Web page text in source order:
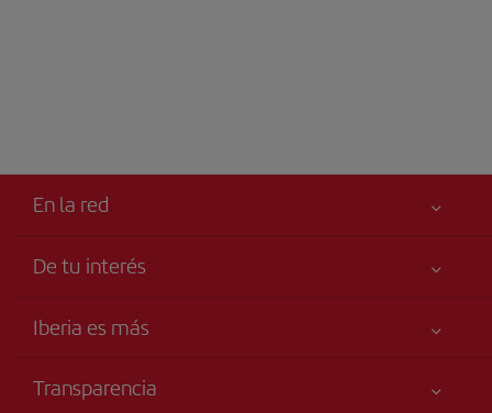
En la red
De tu interés
Accesibilidad
Iberia es más
Grupo Iberia
Transparencia